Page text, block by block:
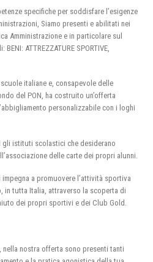
specifiche per soddisfare l’esigenze
Siamo presenti e abilitati nei
Amministrazione e in particolare sul
ATTREZZATURE SPORTIVE,
italiane e, consapevole delle
del PON, ha costruito un’offerta
personalizzabile con i loghi
istituti scolastici che desiderano
delle carte dei propri alunni.
a promuovere l’attività sportiva
in tutta Italia, attraverso la scoperta di
dei propri sportivi e dei Club Gold.
nostra offerta sono presenti tanti